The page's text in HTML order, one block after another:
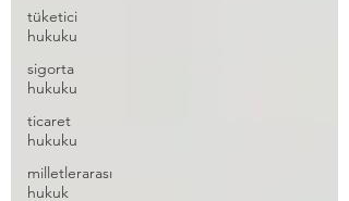
tüketici
hukuku
sigorta
hukuku
ticaret
hukuku
milletlerarası
hukuk